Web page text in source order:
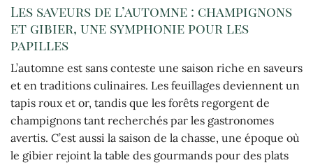
Les saveurs de l’automne : champignons
et gibier, une symphonie pour les
papilles
L’automne est sans conteste une saison riche en saveurs
et en traditions culinaires. Les feuillages deviennent un
tapis roux et or, tandis que les forêts regorgent de
champignons tant recherchés par les gastronomes
avertis. C’est aussi la saison de la chasse, une époque où
le gibier rejoint la table des gourmands pour des plats